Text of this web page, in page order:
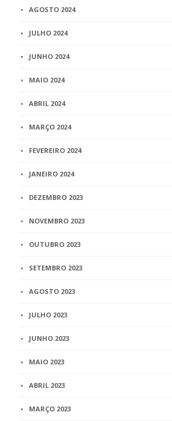
AGOSTO 2024
JULHO 2024
JUNHO 2024
MAIO 2024
ABRIL 2024
MARÇO 2024
FEVEREIRO 2024
JANEIRO 2024
DEZEMBRO 2023
NOVEMBRO 2023
OUTUBRO 2023
SETEMBRO 2023
AGOSTO 2023
JULHO 2023
JUNHO 2023
MAIO 2023
ABRIL 2023
MARÇO 2023